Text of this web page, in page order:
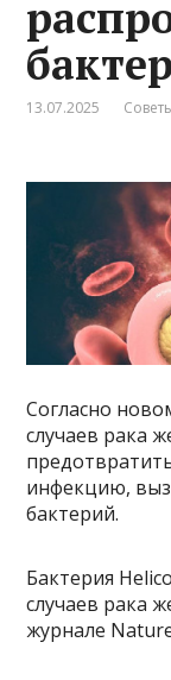
13.07.2025
Согласно
случаев рака
инфекцию,
бактерий.
Бактерия
случаев рака
журнале